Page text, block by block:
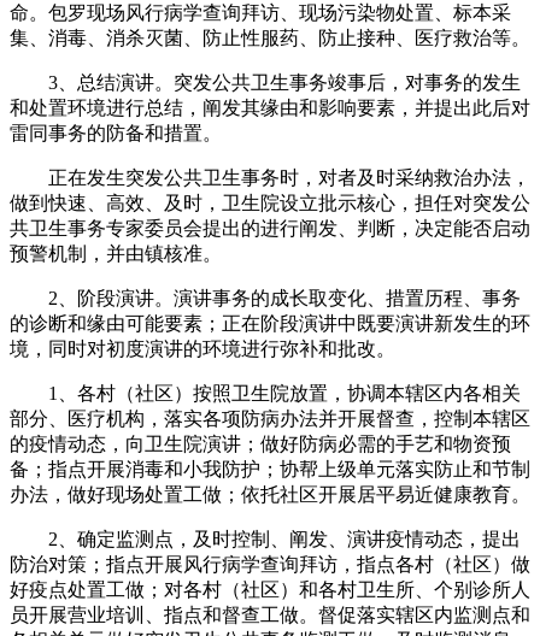
命。包罗现场风行病学查询拜访、现场污染物处置、标本采
集、消毒、消杀灭菌、防止性服药、防止接种、医疗救治等。
3、总结演讲。突发公共卫生事务竣事后，对事务的发生
和处置环境进行总结，阐发其缘由和影响要素，并提出此后对
雷同事务的防备和措置。
正在发生突发公共卫生事务时，对者及时采纳救治办法，
做到快速、高效、及时，卫生院设立批示核心，担任对突发公
共卫生事务专家委员会提出的进行阐发、判断，决定能否启动
预警机制，并由镇核准。
2、阶段演讲。演讲事务的成长取变化、措置历程、事务
的诊断和缘由可能要素；正在阶段演讲中既要演讲新发生的环
境，同时对初度演讲的环境进行弥补和批改。
1、各村（社区）按照卫生院放置，协调本辖区内各相关
部分、医疗机构，落实各项防病办法并开展督查，控制本辖区
的疫情动态，向卫生院演讲；做好防病必需的手艺和物资预
备；指点开展消毒和小我防护；协帮上级单元落实防止和节制
办法，做好现场处置工做；依托社区开展居平易近健康教育。
2、确定监测点，及时控制、阐发、演讲疫情动态，提出
防治对策；指点开展风行病学查询拜访，指点各村（社区）做
好疫点处置工做；对各村（社区）和各村卫生所、个别诊所人
员开展营业培训、指点和督查工做。督促落实辖区内监测点和